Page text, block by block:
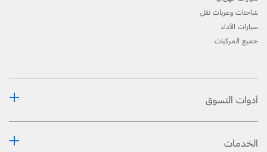
شاحنات وعربات نقل
سيارات الأداء
جميع المركبات
أدوات التسوق
الخدمات